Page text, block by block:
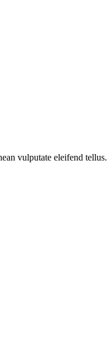
vulputate eleifend tellus.